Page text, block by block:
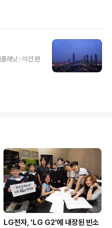
계산대에
, 헤이리 4번
에 들어가기
www.ico
에서도 가입
창고라 코스
래닛 : 이건 편
LG전자, 'LG G2'에 내장된 빈소